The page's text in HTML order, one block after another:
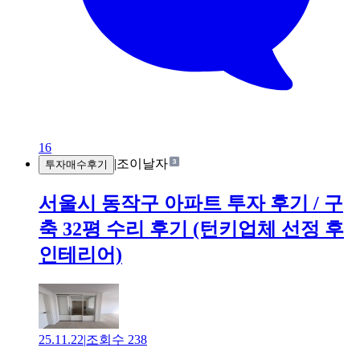
16
투자매수후기 |조이날자
서울시 동작구 아파트 투자 후기 / 구
축 32평 수리 후기 (턴키업체 선정 후
인테리어)
25.11.22|조회수 238